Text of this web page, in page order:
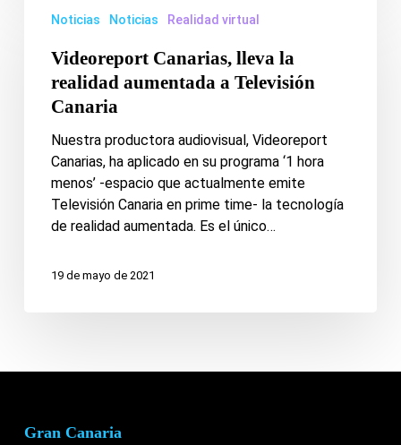
Canarias,
realidad
aumentada
Noticias Noticias Realidad virtual
Videoreport Canarias, lleva la
realidad aumentada a Televisión
Canaria
Nuestra productora audiovisual, Videoreport
Canarias, ha aplicado en su programa ‘1 hora
menos’ -espacio que actualmente emite
Televisión Canaria en prime time- la tecnología
de realidad aumentada. Es el único…
19 de mayo de 2021
Gran Canaria